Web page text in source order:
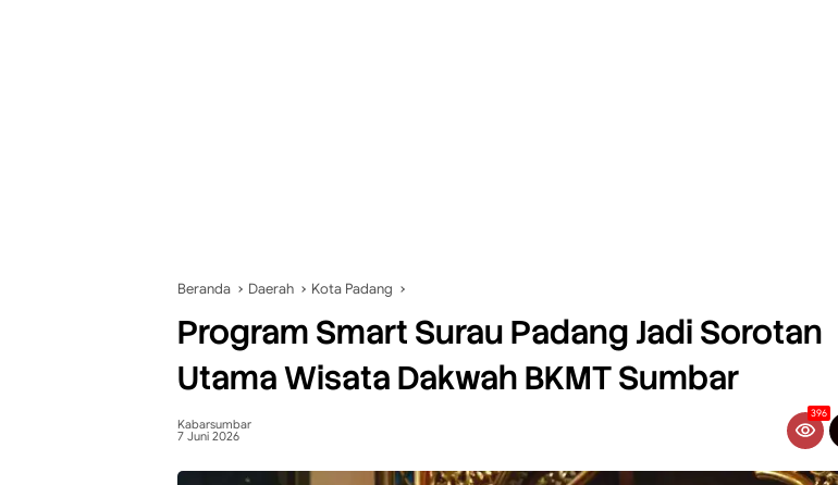
Beranda Daerah Kota Padang
Program Smart Surau Padang Jadi Sorotan
Utama Wisata Dakwah BKMT Sumbar
Kabarsumbar
7 Juni 2026
396